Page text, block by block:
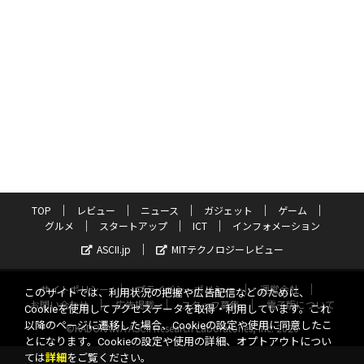
TOP レビュー ニュース ガジェット
ゲーム
グルメ
スタートアップ ICT
インフォメーション
ASCII.jp
MITテクノロジーレビュー
サイトポリシー プライバシーポリシー
運営会社
お問い合わせ
広告掲載 スタッフ募集
電子版について
©KADOKAWA ASCII Research Laboratories, Inc. 2026
このサイトでは、利用状況の把握や広告配信などのために、
Cookieを使用してアクセスデータを取得・利用しています。これ
以降のページに遷移した場合、Cookieの設定や使用に同意したこ
とになります。Cookieの設定や使用の詳細、オプトアウトについ
ては詳細 をご覧ください。